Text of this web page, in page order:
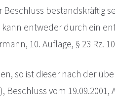
bestandskräftig sei
kann entweder durch ein
10. Auflage, § 23 Rz.
so ist dieser nach der
vom 19.09.2001,